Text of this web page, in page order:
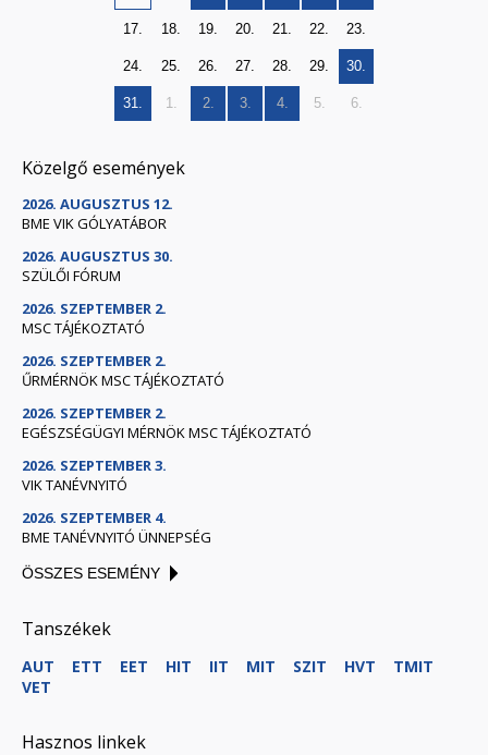
17. 18. 19. 20. 21. 22. 23.
24. 25. 26. 27. 28. 29. 30.
31. 1. 2. 3. 4. 5. 6.
Közelgő események
2026. AUGUSZTUS 12.
BME VIK GÓLYATÁBOR
2026. AUGUSZTUS 30.
SZÜLŐI FÓRUM
2026. SZEPTEMBER 2.
MSC TÁJÉKOZTATÓ
2026. SZEPTEMBER 2.
ŰRMÉRNÖK MSC TÁJÉKOZTATÓ
2026. SZEPTEMBER 2.
EGÉSZSÉGÜGYI MÉRNÖK MSC TÁJÉKOZTATÓ
2026. SZEPTEMBER 3.
VIK TANÉVNYITÓ
2026. SZEPTEMBER 4.
BME TANÉVNYITÓ ÜNNEPSÉG
ÖSSZES ESEMÉNY
Tanszékek
AUT ETT EET HIT IIT MIT SZIT HVT
TMIT
VET
Hasznos linkek